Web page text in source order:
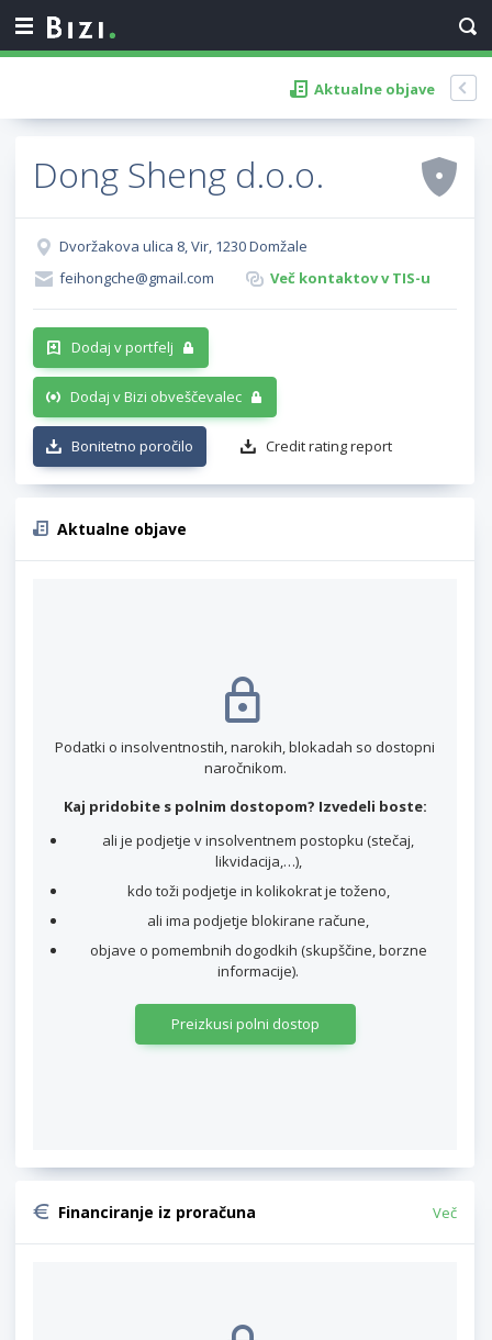
Aktualne objave
Dong Sheng d.o.o.
Dvoržakova ulica 8, Vir, 1230 Domžale
feihongche@gmail.com
Več kontaktov v TIS-u
Dodaj v portfelj
Dodaj v Bizi obveščevalec
Bonitetno poročilo Credit rating report
Aktualne objave
Podatki o insolventnostih, narokih, blokadah so dostopni
naročnikom.
Kaj pridobite s polnim dostopom? Izvedeli boste:
ali je podjetje v insolventnem postopku (stečaj,
likvidacija,…),
kdo toži podjetje in kolikokrat je toženo,
ali ima podjetje blokirane račune,
objave o pomembnih dogodkih (skupščine, borzne
informacije).
Preizkusi polni dostop
Financiranje iz proračuna Več